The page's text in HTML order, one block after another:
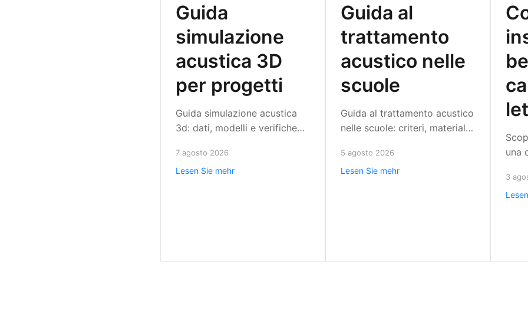
Guida
simulazione
acustica 3D
per progetti
Guida simulazione acustica
3d: dati, modelli e verifiche
riverbero controllato,
isolamento mirato e
7 agosto 2026
Lesen Sie mehr
Guida al
trattamento
acustico nelle
scuole
Guida al trattamento acustico
nelle scuole: criteri, materiali
ridurre riverbero e rumore e
migliorare l'ascolto in classe
5 agosto 2026
Lesen Sie mehr
una
per
3